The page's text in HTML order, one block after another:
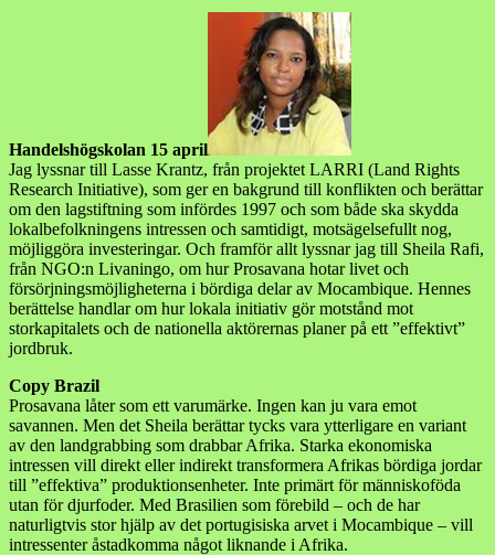
Handelshögskolan 15 april
Jag lyssnar till Lasse Krantz, från projektet LARRI (Land Rights
Research Initiative), som ger en bakgrund till konflikten och berättar
om den lagstiftning som infördes 1997 och som både ska skydda
lokalbefolkningens intressen och samtidigt, motsägelsefullt nog,
möjliggöra investeringar. Och framför allt lyssnar jag till Sheila Rafi,
från NGO:n Livaningo, om hur Prosavana hotar livet och
försörjningsmöjligheterna i bördiga delar av Mocambique. Hennes
berättelse handlar om hur lokala initiativ gör motstånd mot
storkapitalets och de nationella aktörernas planer på ett ”effektivt”
jordbruk.
Copy Brazil
Prosavana låter som ett varumärke. Ingen kan ju vara emot
savannen. Men det Sheila berättar tycks vara ytterligare en variant
av den landgrabbing som drabbar Afrika. Starka ekonomiska
intressen vill direkt eller indirekt transformera Afrikas bördiga jordar
till ”effektiva” produktionsenheter. Inte primärt för människoföda
utan för djurfoder. Med Brasilien som förebild – och de har
naturligtvis stor hjälp av det portugisiska arvet i Mocambique – vill
intressenter åstadkomma något liknande i Afrika.